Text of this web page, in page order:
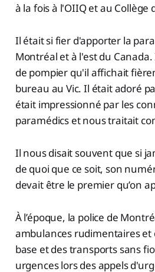
à la fois à l'OIIQ et au Collège
Il était si fier d'apporter la
Montréal et à l'est du
de pompier qu'il affichait
bureau au Vic. Il était adoré
était impressionné par les
paramédics et nous traitait
Il nous disait souvent que si
de quoi que ce soit, son
devait être le premier qu’on
À l’époque, la police de
ambulances rudimentaires et
base et des transports sans
urgences lors des appels